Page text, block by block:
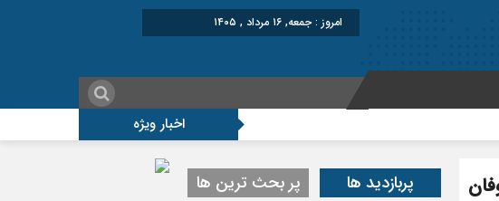
امروز : جمعه, ۱۶ مرداد , ۱۴۰۵
اخبار ویژه
پربازدید ها پر بحث ترین ها